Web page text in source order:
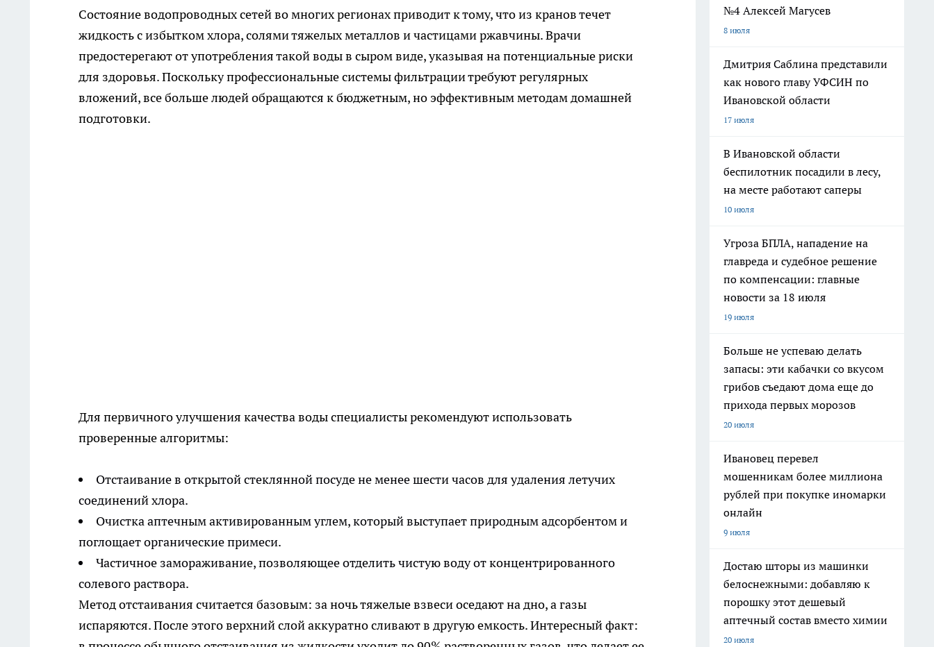
Состояние водопроводных сетей во многих регионах приводит к тому, что из кранов течет
жидкость с избытком хлора, солями тяжелых металлов и частицами ржавчины. Врачи
предостерегают от употребления такой воды в сыром виде, указывая на потенциальные риски
для здоровья. Поскольку профессиональные системы фильтрации требуют регулярных
вложений, все больше людей обращаются к бюджетным, но эффективным методам домашней
подготовки.
Для первичного улучшения качества воды специалисты рекомендуют использовать
проверенные алгоритмы:
Отстаивание в открытой стеклянной посуде не менее шести часов для удаления летучих
соединений хлора.
Очистка аптечным активированным углем, который выступает природным адсорбентом и
поглощает органические примеси.
Частичное замораживание, позволяющее отделить чистую воду от концентрированного
солевого раствора.
Метод отстаивания считается базовым: за ночь тяжелые взвеси оседают на дно, а газы
испаряются. После этого верхний слой аккуратно сливают в другую емкость. Интересный факт:
№4 Алексей Магусев
8 июля
Дмитрия Саблина представили
как нового главу УФСИН по
Ивановской области
17 июля
В Ивановской области
беспилотник посадили в лесу,
на месте работают саперы
10 июля
Угроза БПЛА, нападение на
главреда и судебное решение
по компенсации: главные
новости за 18 июля
19 июля
Больше не успеваю делать
запасы: эти кабачки со вкусом
грибов съедают дома еще до
прихода первых морозов
20 июля
Ивановец перевел
мошенникам более миллиона
рублей при покупке иномарки
онлайн
9 июля
Достаю шторы из машинки
белоснежными: добавляю к
порошку этот дешевый
аптечный состав вместо химии
20 июля